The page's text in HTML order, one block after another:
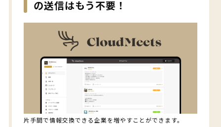
の送信はもう不要！
片手間で情報交換できる企業を増やすことができます。